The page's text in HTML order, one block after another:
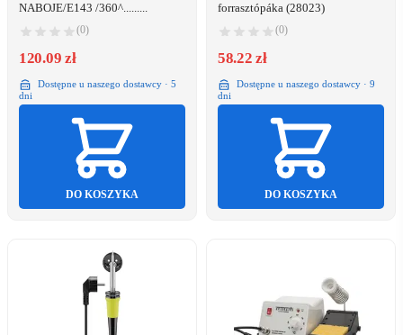
NABOJE/E143 /360^.........
(0)
120.09 zł
Dostępne u naszego dostawcy · 5
dni
DO KOSZYKA
forrasztópáka (28023)
(0)
58.22 zł
Dostępne u naszego dostawcy · 9
dni
DO KOSZYKA